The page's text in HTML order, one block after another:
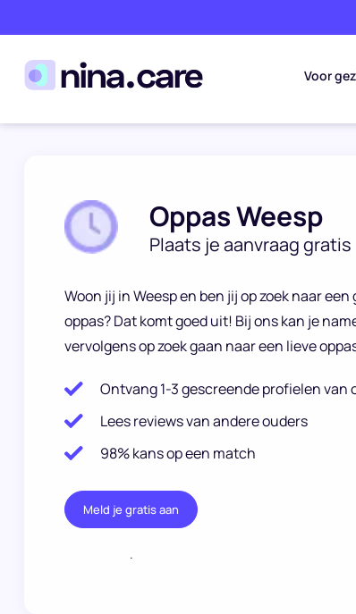
Voor
Oppas Weesp
Plaats je aanvraag gratis
Woon jij in Weesp en ben jij op zoek naar
oppas? Dat komt goed uit! Bij ons kan je
vervolgens op zoek gaan naar een lieve
Ontvang 1-3 gescreende profielen van
Lees reviews van andere ouders
98% kans op een match
Meld je gratis aan
.